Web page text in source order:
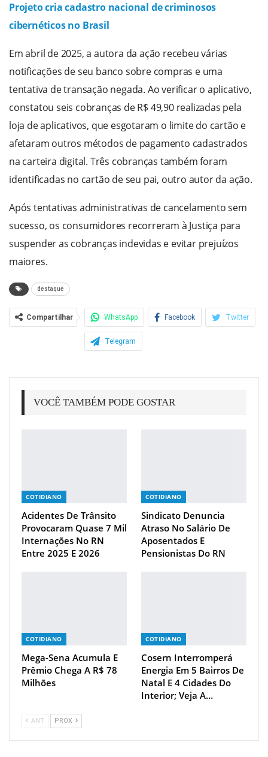
Projeto cria cadastro nacional de criminosos
cibernéticos no Brasil
Em abril de 2025, a autora da ação recebeu várias
notificações de seu banco sobre compras e uma
tentativa de transação negada. Ao verificar o aplicativo,
constatou seis cobranças de R$ 49,90 realizadas pela
loja de aplicativos, que esgotaram o limite do cartão e
afetaram outros métodos de pagamento cadastrados
na carteira digital. Três cobranças também foram
identificadas no cartão de seu pai, outro autor da ação.
Após tentativas administrativas de cancelamento sem
sucesso, os consumidores recorreram à Justiça para
suspender as cobranças indevidas e evitar prejuízos
maiores.
destaque
Compartilhar WhatsApp Facebook Twitter
Telegram
VOCÊ TAMBÉM PODE GOSTAR
COTIDIANO
Acidentes De Trânsito
Provocaram Quase 7 Mil
Internações No RN
Entre 2025 E 2026
COTIDIANO
Sindicato Denuncia
Atraso No Salário De
Aposentados E
Pensionistas Do RN
COTIDIANO
Mega-Sena Acumula E
Prêmio Chega A R$ 78
Milhões
COTIDIANO
Cosern Interromperá
Energia Em 5 Bairros De
Natal E 4 Cidades Do
Interior; Veja A…
ANT PROX